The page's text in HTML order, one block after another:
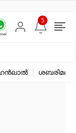
5
ശബരിമല